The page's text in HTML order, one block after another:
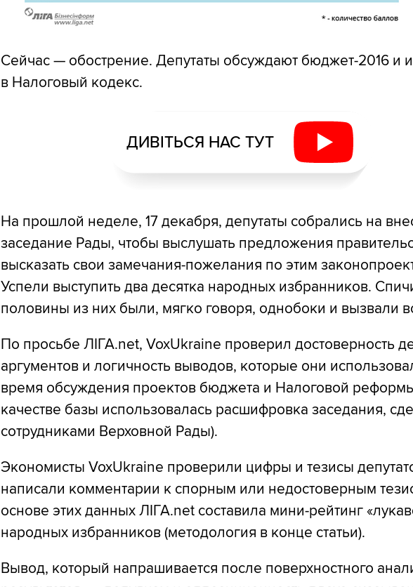
Сейчас — обострение. Депутаты обсуждают бюджет-2016 и
в Налоговый кодекс.
ДИВІТЬСЯ НАС ТУТ
На прошлой неделе, 17 декабря, депутаты собрались на
заседание Рады, чтобы выслушать предложения
высказать свои замечания-пожелания по этим
Успели выступить два десятка народных избранников.
половины из них были, мягко говоря, однобоки и вызвали
По просьбе ЛІГА.net, VoxUkraine проверил достоверность
аргументов и логичность выводов, которые они
время обсуждения проектов бюджета и Налоговой
качестве базы использовалась расшифровка заседания,
сотрудниками Верховной Рады).
Экономисты VoxUkraine проверили цифры и тезисы
написали комментарии к спорным или недостоверным
основе этих данных ЛІГА.net составила мини-рейтинг
народных избранников (методология в конце статьи).
Вывод, который напрашивается после поверхностного